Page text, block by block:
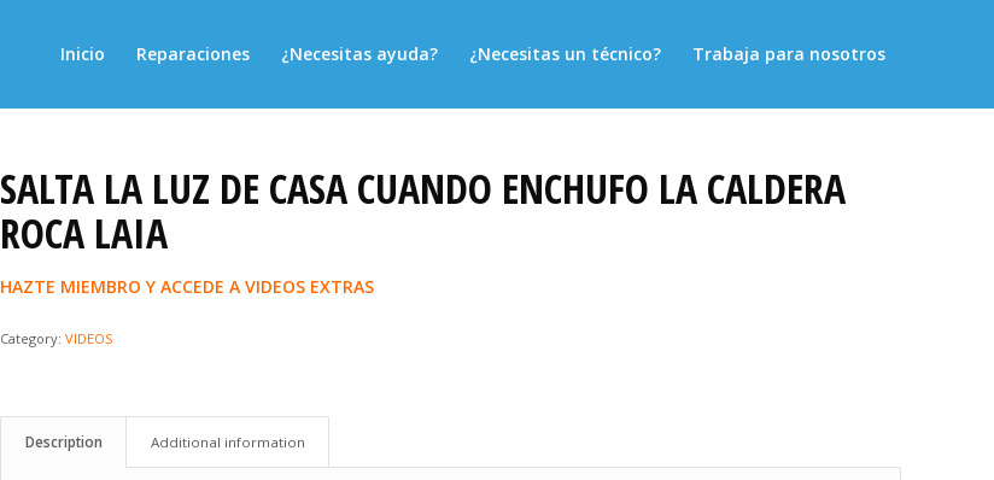
Inicio Reparaciones ¿Necesitas ayuda? ¿Necesitas un técnico? Trabaja para nosotros
SALTA LA LUZ DE CASA CUANDO ENCHUFO LA CALDERA
ROCA LAIA
HAZTE MIEMBRO Y ACCEDE A VIDEOS EXTRAS
Category: VIDEOS
Description Additional information